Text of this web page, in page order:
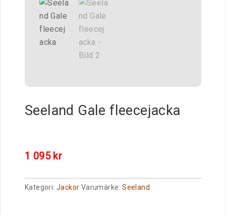
Seeland Gale fleecejacka
1 095 kr
Kategori:Jackor Varumärke:Seeland